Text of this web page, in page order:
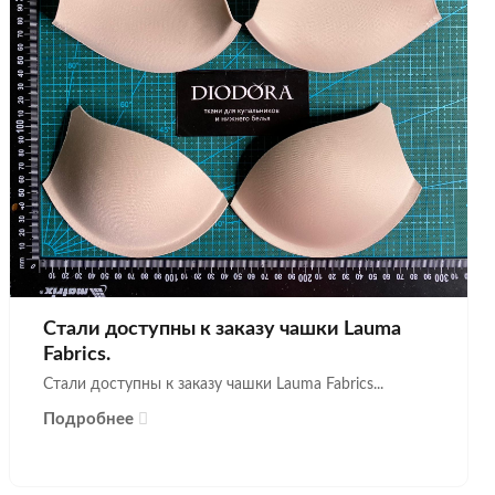
Стали доступны к заказу чашки Lauma
Fabrics.
Стали доступны к заказу чашки Lauma Fabrics...
Подробнее